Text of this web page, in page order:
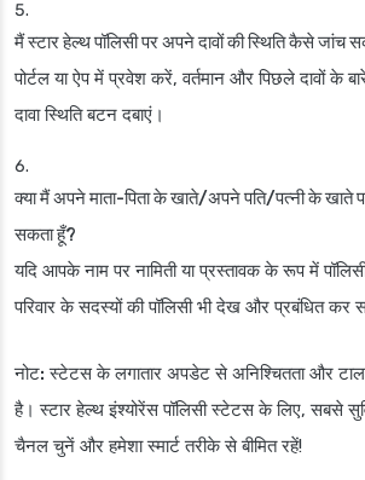
मैं स्टार हेल्थ पॉलिसी पर अपने दावों की स्थिति कैसे जांच
पोर्टल या ऐप में प्रवेश करें, वर्तमान और पिछले दावों के
दावा स्थिति बटन दबाएं।
क्या मैं अपने माता-पिता के खाते/अपने पति/पत्नी के खाते
सकता हूँ?
यदि आपके नाम पर नामिती या प्रस्तावक के रूप में
परिवार के सदस्यों की पॉलिसी भी देख और प्रबंधित कर
नोट: स्टेटस के लगातार अपडेट से अनिश्चितता और
है। स्टार हेल्थ इंश्योरेंस पॉलिसी स्टेटस के लिए, सबसे
चैनल चुनें और हमेशा स्मार्ट तरीके से बीमित रहें!